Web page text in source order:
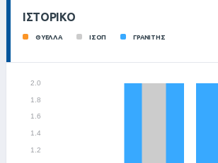
ΙΣΤΟΡΙΚΌ
ΘΥΕΛΛΑ ΙΣΟΠ ΓΡΑΝΙΤΗΣ